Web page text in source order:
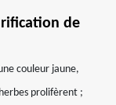
de
couleur jaune,
prolifèrent ;